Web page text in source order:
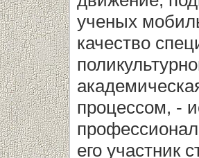
ученых
качество
процессом, -
его участник